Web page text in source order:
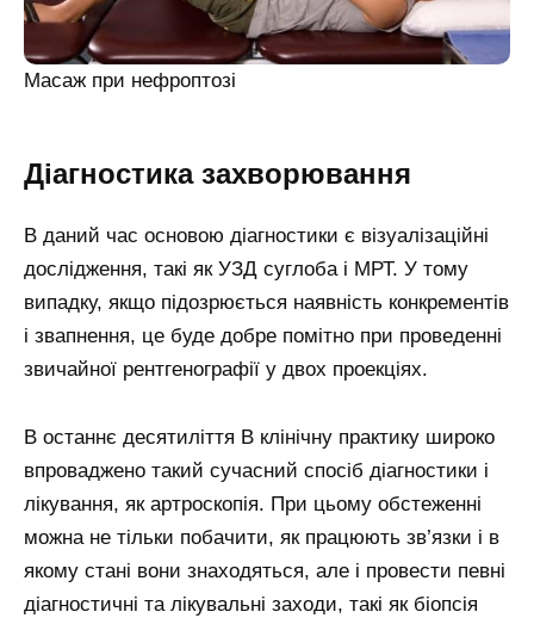
Масаж при нефроптозі
Діагностика захворювання
В даний час основою діагностики є візуалізаційні
дослідження, такі як УЗД суглоба і МРТ. У тому
випадку, якщо підозрюється наявність конкрементів
і звапнення, це буде добре помітно при проведенні
звичайної рентгенографії у двох проекціях.
В останнє десятиліття В клінічну практику широко
впроваджено такий сучасний спосіб діагностики і
лікування, як артроскопія. При цьому обстеженні
можна не тільки побачити, як працюють зв’язки і в
якому стані вони знаходяться, але і провести певні
діагностичні та лікувальні заходи, такі як біопсія